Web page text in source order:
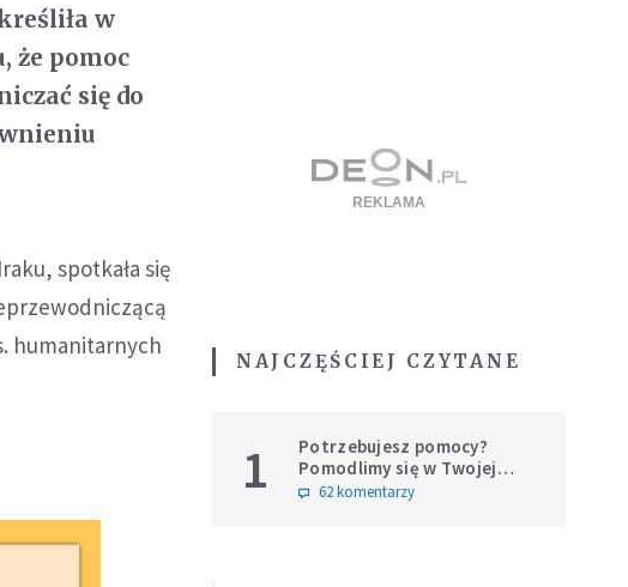
w
że pomoc
się do
spotkała się
humanitarnych
NAJCZĘŚCIEJ CZYTANE
1
Potrzebujesz pomocy?
Pomodlimy się w Twojej
intencji
62 komentarzy